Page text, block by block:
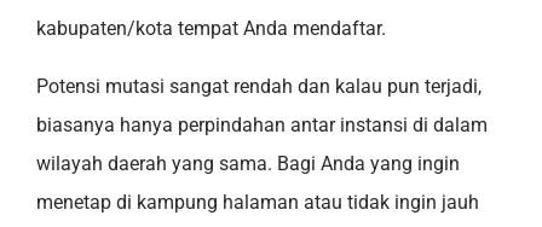
kabupaten/kota tempat Anda mendaftar.
Potensi mutasi sangat rendah dan kalau pun terjadi,
biasanya hanya perpindahan antar instansi di dalam
wilayah daerah yang sama. Bagi Anda yang ingin
menetap di kampung halaman atau tidak ingin jauh